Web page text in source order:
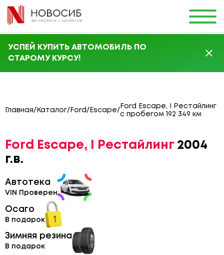
УСПЕЙ КУПИТЬ АВТОМОБИЛЬ ПО
СТАРОМУ КУРСУ!
Главная/ Каталог/ Ford / Escape/
Ford Escape, I Рестайлинг
с пробегом 192 349 км
Ford Escape, I Рестайлинг 2004
г.в.
Автотека
VIN Проверен
Осаго
В подарок
Зимняя резина
В подарок